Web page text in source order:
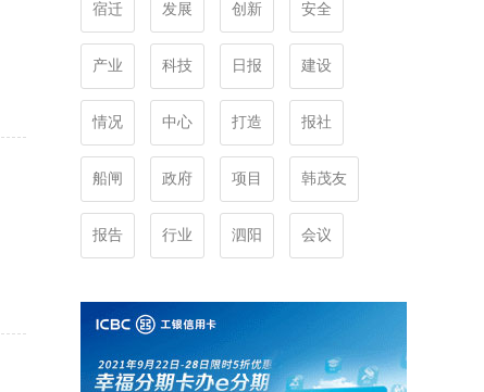
宿迁 发展 创新 安全
产业 科技 日报 建设
情况 中心 打造 报社
船闸 政府 项目 韩茂友
报告 行业 泗阳 会议